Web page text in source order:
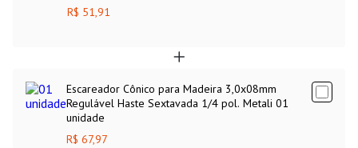
R$ 51,91
Escareador Cônico para Madeira 3,0x08mm
Regulável Haste Sextavada 1/4 pol. Metali 01
unidade
R$ 67,97